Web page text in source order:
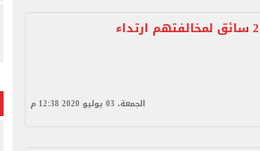
الداخلية تضبط 2124 سائق لمخالفتهم ارتداء
الجمعة، 03 يوليو 2020 12:38 م